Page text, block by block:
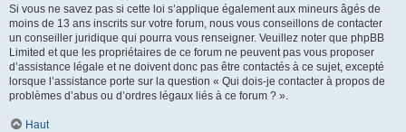
Si vous ne savez pas si cette loi s’applique également aux mineurs âgés de
moins de 13 ans inscrits sur votre forum, nous vous conseillons de contacter
un conseiller juridique qui pourra vous renseigner. Veuillez noter que phpBB
Limited et que les propriétaires de ce forum ne peuvent pas vous proposer
d’assistance légale et ne doivent donc pas être contactés à ce sujet, excepté
lorsque l’assistance porte sur la question « Qui dois-je contacter à propos de
problèmes d’abus ou d’ordres légaux liés à ce forum ? ».
Haut